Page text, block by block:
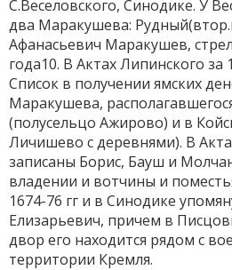
С.Веселовского, Синодике. У
два Маракушева:
Афанасьевич Маракушев,
года10. В Актах Липинского
Список в получении ямских
Маракушева,
(полусельцо Ажирово) и в
Личишево с деревнями). В
записаны Борис, Бауш и
владении и вотчины и
1674-76 гг и в Синодике
Елизарьевич, причем в
двор его находится рядом с
территории Кремля.